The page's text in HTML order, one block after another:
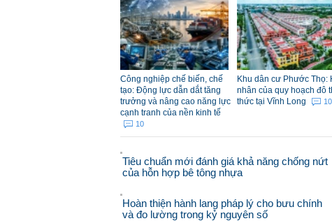
Công nghiệp chế biến, chế
tạo: Động lực dẫn dắt tăng
trưởng và nâng cao năng lực
cạnh tranh của nền kinh tế
10
Khu dân cư Phước Thọ:
nhân của quy hoạch đô
thức tại Vĩnh Long
10
Tiêu chuẩn mới đánh giá khả năng chống nứt
của hỗn hợp bê tông nhựa
Hoàn thiện hành lang pháp lý cho bưu chính
và đo lường trong kỷ nguyên số